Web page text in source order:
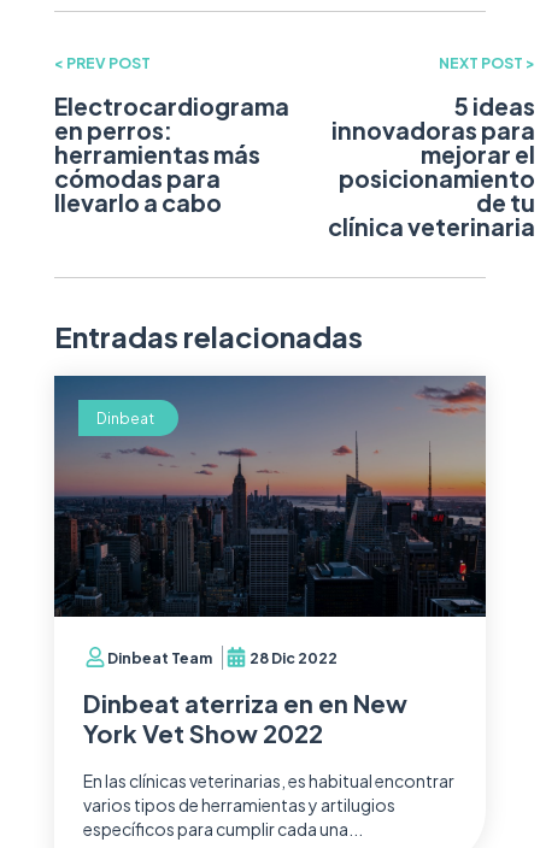
< PREV POST
Electrocardiograma
en perros:
herramientas más
cómodas para
llevarlo a cabo
NEXT POST >
5 ideas
innovadoras para
mejorar el
posicionamiento
de tu
clínica veterinaria
Entradas relacionadas
Dinbeat Team 28 Dic 2022
Dinbeat aterriza en en New
York Vet Show 2022
En las clínicas veterinarias, es habitual encontrar
varios tipos de herramientas y artilugios
específicos para cumplir cada una...
Dinbeat